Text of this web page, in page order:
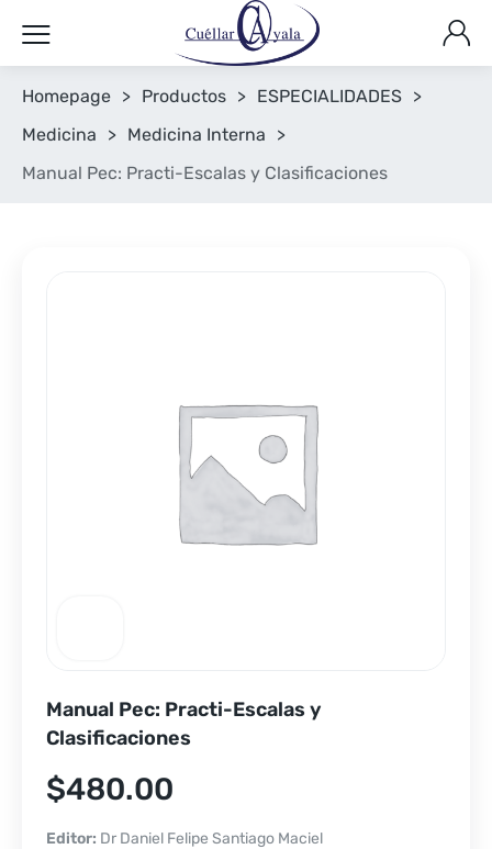
Homepage > Productos > ESPECIALIDADES >
Medicina
> Medicina Interna
>
Manual Pec: Practi-Escalas y Clasificaciones
Manual Pec: Practi-Escalas y
Clasificaciones
$480.00
Editor: Dr Daniel Felipe Santiago Maciel